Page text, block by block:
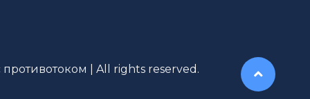
| All rights reserved.